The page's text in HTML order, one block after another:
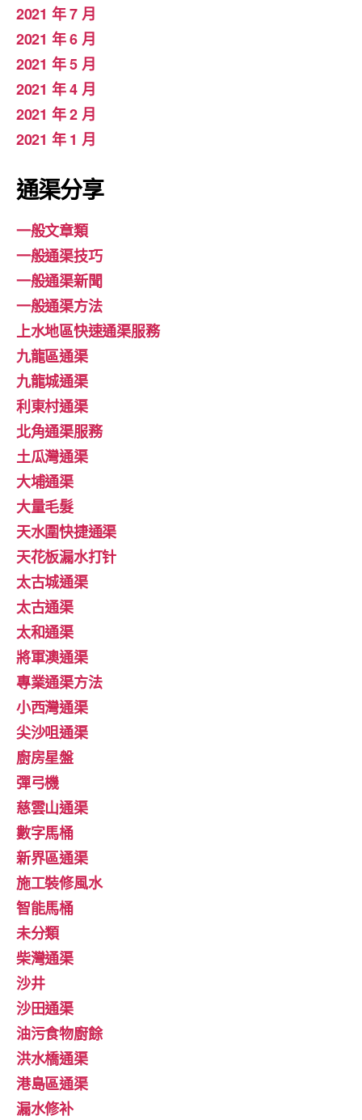
2021 年 7 月
2021 年 6 月
2021 年 5 月
2021 年 4 月
2021 年 2 月
2021 年 1 月
通渠分享
一般文章類
一般通渠技巧
一般通渠新聞
一般通渠方法
上水地區快速通渠服務
九龍區通渠
九龍城通渠
利東村通渠
北角通渠服務
土瓜灣通渠
大埔通渠
大量毛髮
天水圍快捷通渠
天花板漏水打针
太古城通渠
太古通渠
太和通渠
將軍澳通渠
專業通渠方法
小西灣通渠
尖沙咀通渠
廚房星盤
彈弓機
慈雲山通渠
數字馬桶
新界區通渠
施工裝修風水
智能馬桶
未分類
柴灣通渠
沙井
沙田通渠
油污食物廚餘
洪水橋通渠
港島區通渠
漏水修补